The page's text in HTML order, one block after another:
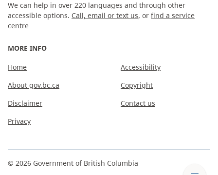
We can help in over 220 languages and through other
accessible options. Call, email or text us, or find a service
centre
MORE INFO
Home
About gov.bc.ca
Disclaimer
Privacy
Accessibility
Copyright
Contact us
© 2026 Government of British Columbia